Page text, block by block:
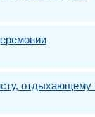
отдыхающему